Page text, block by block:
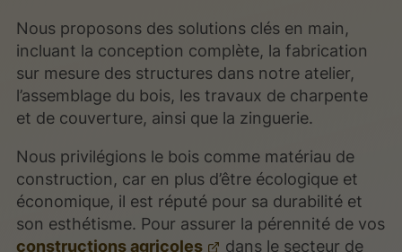
Nous proposons des solutions clés en main,
incluant la conception complète, la fabrication
sur mesure des structures dans notre atelier,
l’assemblage du bois, les travaux de charpente
et de couverture, ainsi que la zinguerie.
Nous privilégions le bois comme matériau de
construction, car en plus d’être écologique et
économique, il est réputé pour sa durabilité et
son esthétisme. Pour assurer la pérennité de vos
constructions agricoles
dans le secteur de